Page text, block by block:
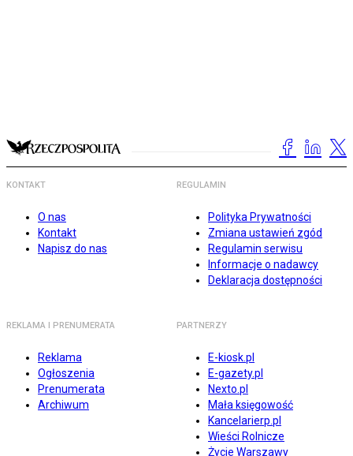
KONTAKT
O nas
Kontakt
Napisz do nas
REGULAMIN
Polityka Prywatności
Zmiana ustawień zgód
Regulamin serwisu
Informacje o nadawcy
Deklaracja dostępności
REKLAMA I PRENUMERATA
Reklama
Ogłoszenia
Prenumerata
Archiwum
PARTNERZY
E-kiosk.pl
E-gazety.pl
Nexto.pl
Mała księgowość
Kancelarierp.pl
Wieści Rolnicze
Życie Warszawy